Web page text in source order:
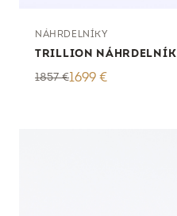
NÁHRDELNÍKY
TRILLION NÁHRDELNÍK
1857€1699 €